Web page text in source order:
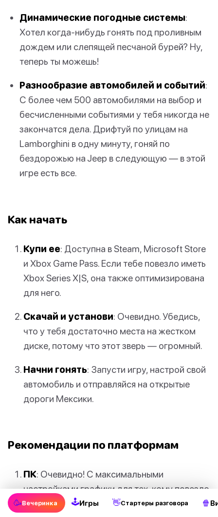
Динамические погодные системы:
Хотел когда-нибудь гонять под проливным
дождем или слепящей песчаной бурей? Ну,
теперь ты можешь!
Разнообразие автомобилей и событий:
С более чем 500 автомобилями на выбор и
бесчисленными событиями у тебя никогда не
закончатся дела. Дрифтуй по улицам на
Lamborghini в одну минуту, гоняй по
бездорожью на Jeep в следующую — в этой
игре есть все.
Как начать
Купи ее: Доступна в Steam, Microsoft Store
и Xbox Game Pass. Если тебе повезло иметь
Xbox Series X|S, она также оптимизирована
для него.
Скачай и установи: Очевидно. Убедись,
что у тебя достаточно места на жестком
диске, потому что этот зверь — огромный.
Начни гонять: Запусти игру, настрой свой
автомобиль и отправляйся на открытые
дороги Мексики.
Рекомендации по платформам
ПК: Очевидно! С максимальными
настройками графики для тех, кому повезло
иметь топовые видеокарты.
🥳Вечеринка 🕹Игры 👋Стартеры разговора 🍿